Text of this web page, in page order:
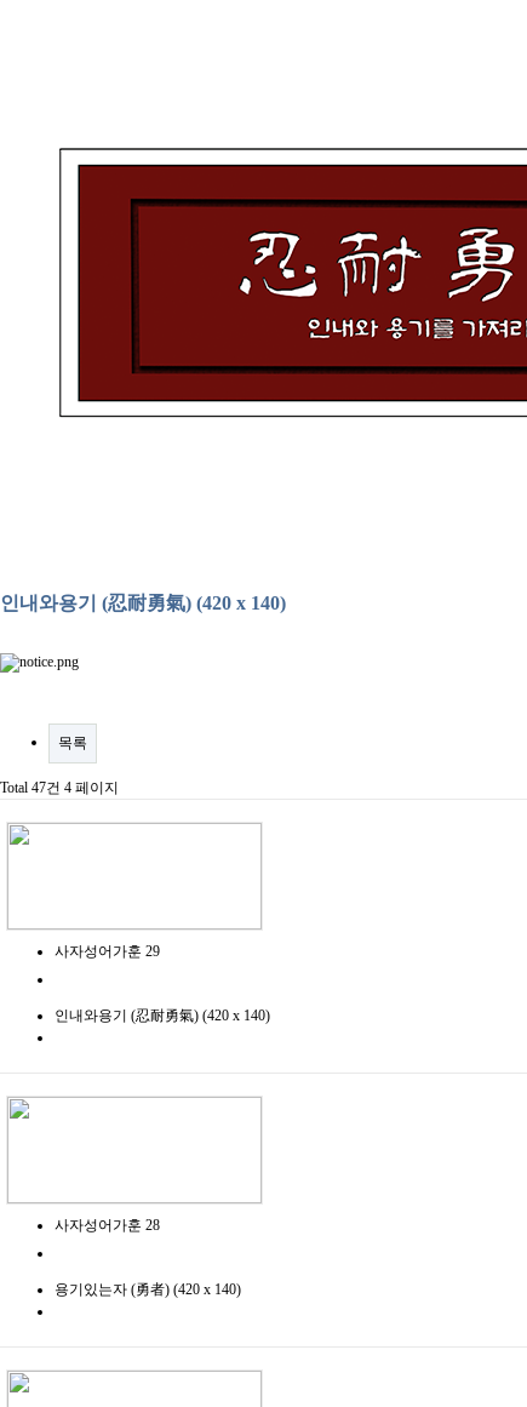
인내와용기 (忍耐勇氣) (420 x 140)
목록
Total 47건 4 페이지
사자성어가훈 29
인내와용기 (忍耐勇氣) (420 x 140)
사자성어가훈 28
용기있는자 (勇者) (420 x 140)